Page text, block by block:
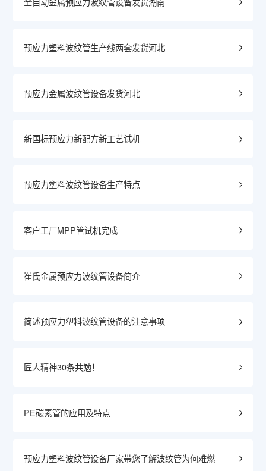
预应力塑料波纹管生产线两套发货河北
预应力金属波纹管设备发货河北
新国标预应力新配方新工艺试机
预应力塑料波纹管设备生产特点
客户工厂MPP管试机完成
崔氏金属预应力波纹管设备简介
简述预应力塑料波纹管设备的注意事项
匠人精神30条共勉！
PE碳素管的应用及特点
预应力塑料波纹管设备厂家带您了解波纹管为何难燃